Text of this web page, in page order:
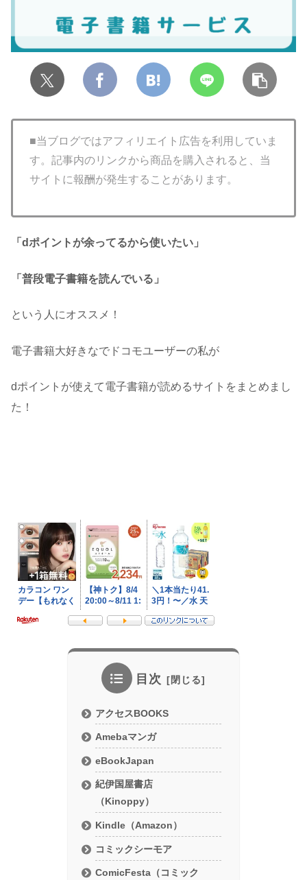
■当ブログではアフィリエイト広告を利用していま
す。記事内のリンクから商品を購入されると、当
サイトに報酬が発生することがあります。
「dポイントが余ってるから使いたい」
「普段電子書籍を読んでいる」
という人にオススメ！
電子書籍大好きなでドコモユーザーの私が
dポイントが使えて電子書籍が読めるサイトをまとめまし
た！
目次
アクセスBOOKS
Amebaマンガ
eBookJapan
紀伊国屋書店
（Kinoppy）
Kindle（Amazon）
コミックシーモア
ComicFesta（コミック